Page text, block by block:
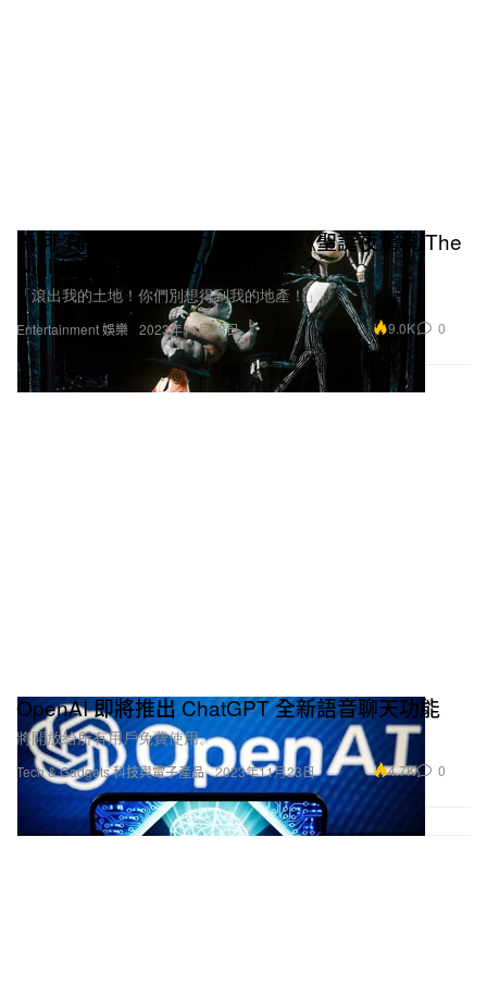
Entertainment 娛樂
為何 Tim Burton 極力反對重啟《聖誕夜驚魂 The
Nightmare Before Christmas》？
「滾出我的土地！你們別想得到我的地產！」
2023年11月23日 9.0K 0
Tech & Gadgets 科技與電子產品
OpenAI 即將推出 ChatGPT 全新語音聊天功能
將開放給所有用戶免費使用。
2023年11月23日 4.7K 0